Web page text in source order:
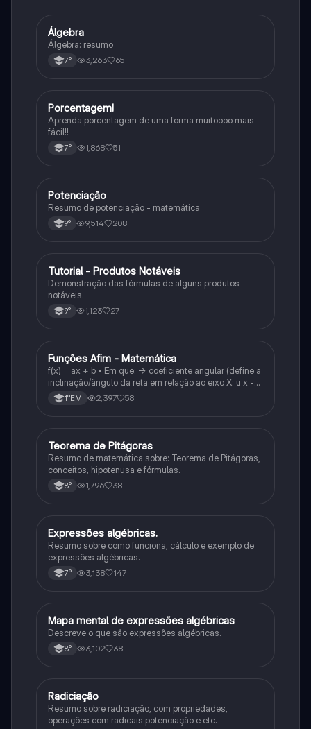
Matematica
Álgebra
Álgebra: resumo
7° 3,263 65
Matematica
Porcentagem!
Aprenda porcentagem de uma forma muitoooo mais
fácil!!
7° 1,868 51
Matematica
Potenciação
Resumo de potenciação - matemática
9° 9,514 208
Matematica
Tutorial - Produtos Notáveis
Demonstração das fórmulas de alguns produtos
notáveis.
9° 1,123 27
Matematica
Funções Afim - Matemática
f(x) = ax + b • Em que: -> coeficiente angular (define a
inclinação/ângulo da reta em relação ao eixo X: u x -
variável: a b → coeficiente linear (valor que corta o
eixo y).
1°EM 2,397 58
Matematica
Teorema de Pitágoras
Resumo de matemática sobre: Teorema de Pitágoras,
conceitos, hipotenusa e fórmulas.
8° 1,796 38
Matematica
Expressões algébricas.
Resumo sobre como funciona, cálculo e exemplo de
expressões algébricas.
7° 3,138 147
Matematica
Mapa mental de expressões algébricas
Descreve o que são expressões algébricas.
8° 3,102 38
Matematica
Radiciação
Resumo sobre radiciação, com propriedades,
operações com radicais potenciação e etc.